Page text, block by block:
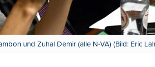
und Zuhal Demir (alle N-VA) (Bild: Eric